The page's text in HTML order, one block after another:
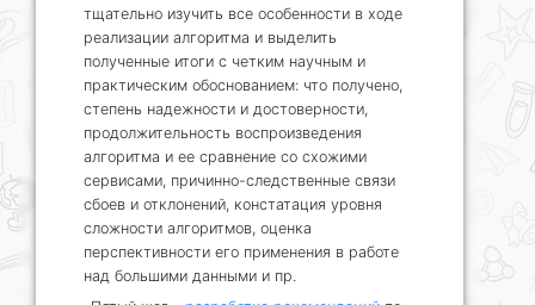
тщательно изучить все особенности в ходе
реализации алгоритма и выделить
полученные итоги с четким научным и
практическим обоснованием: что получено,
степень надежности и достоверности,
продолжительность воспроизведения
алгоритма и ее сравнение со схожими
сервисами, причинно-следственные связи
сбоев и отклонений, констатация уровня
сложности алгоритмов, оценка
перспективности его применения в работе
над большими данными и пр.